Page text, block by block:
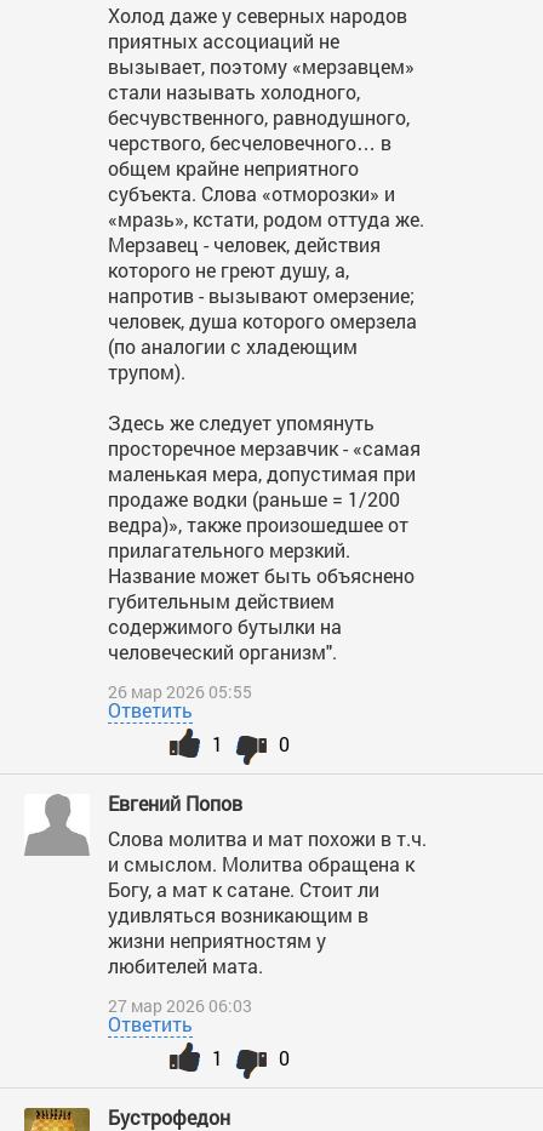
Холод даже у северных народов
приятных ассоциаций не
вызывает, поэтому «мерзавцем»
стали называть холодного,
бесчувственного, равнодушного,
черствого, бесчеловечного… в
общем крайне неприятного
субъекта. Слова «отморозки» и
«мразь», кстати, родом оттуда же.
Мерзавец - человек, действия
которого не греют душу, а,
напротив - вызывают омерзение;
человек, душа которого омерзела
(по аналогии с хладеющим
трупом).
Здесь же следует упомянуть
просторечное мерзавчик - «самая
маленькая мера, допустимая при
продаже водки (раньше = 1/200
ведра)», также произошедшее от
прилагательного мерзкий.
Название может быть объяснено
губительным действием
содержимого бутылки на
человеческий организм".
26 мар 2026 05:55
Ответить
0
1
Евгений Попов
Слова молитва и мат похожи в т.ч.
и смыслом. Молитва обращена к
Богу, а мат к сатане. Стоит ли
удивляться возникающим в
жизни неприятностям у
любителей мата.
27 мар 2026 06:03
Ответить
0
1
Бустрофедон